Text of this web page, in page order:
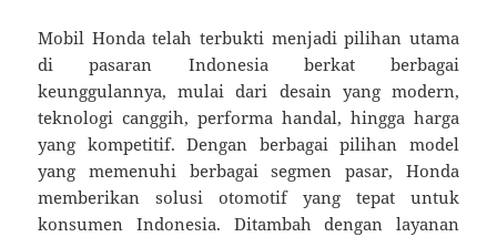
Mobil Honda telah terbukti menjadi pilihan utama
di pasaran Indonesia berkat berbagai
keunggulannya, mulai dari desain yang modern,
teknologi canggih, performa handal, hingga harga
yang kompetitif. Dengan berbagai pilihan model
yang memenuhi berbagai segmen pasar, Honda
memberikan solusi otomotif yang tepat untuk
konsumen Indonesia. Ditambah dengan layanan